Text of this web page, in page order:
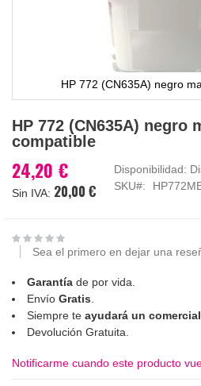
HP 772 (CN635A) negro
al
comienzo
la
galería
HP 772 (CN635A) negro
compatible
24,20 €
20,00 €
Disponibilidad:
SKU
Sea el primero en dejar una
Garantía de por vida.
Envío Gratis.
Siempre te ayudará un
Devolución Gratuita.
Notificarme cuando este producto